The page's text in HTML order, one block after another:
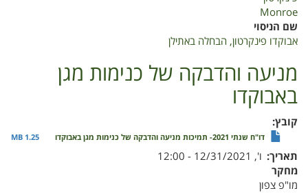
הבחלה
באתילן
Monroe
שם הניסוי
אבוקדו פינקרטון, הבחלה באתילן
מניעה והדבקה של כנימות מגן
באבוקדו
קובץ
דו"ח שנתי 2021- תמיכות מניעה והדבקה של כנימות מגן באבוקדו 1.25 MB
תאריך ו', 12/31/2021 - 12:00
מחקר
מו"פ צפון